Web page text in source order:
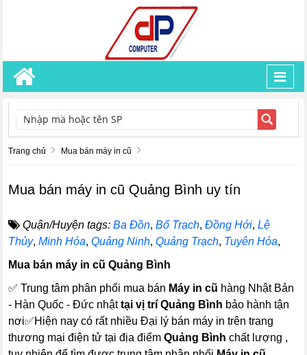
TÌM KIẾM
Trang chủ Mua bán máy in cũ
Mua bán máy in cũ Quảng Bình uy tín
Quận/Huyện tags: Ba Đồn,Bố Trạch,Đồng Hới,Lệ
Thủy,Minh Hóa,Quảng Ninh,Quảng Trạch, Tuyên Hóa,
Mua bán máy in cũ Quảng Bình
✅ Trung tâm phân phối mua bán Máy in cũ hàng Nhật Bản
- Hàn Quốc - Đức nhậttại vị trí Quảng Bình bảo hành tận
nơi✅Hiện nay có rất nhiều Đại lý bán máy in trên trang
thương mại điện tử tại địa điểmQuảng Bình chất lượng ,